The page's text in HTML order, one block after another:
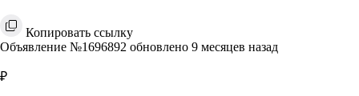
Копировать ссылку
Объявление №1696892 обновлено 9 месяцев назад
₽